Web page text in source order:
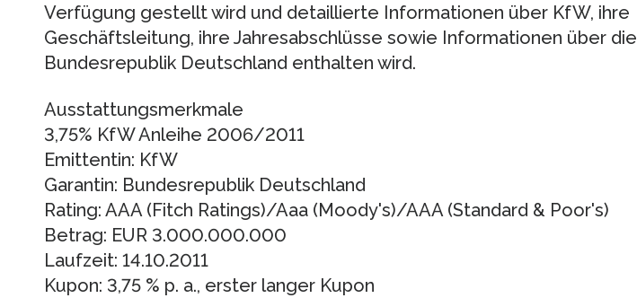
Verfügung gestellt wird und detaillierte Informationen über KfW, ihre
Geschäftsleitung, ihre Jahresabschlüsse sowie Informationen über die
Bundesrepublik Deutschland enthalten wird.
Ausstattungsmerkmale
3,75% KfW Anleihe 2006/2011
Emittentin: KfW
Garantin: Bundesrepublik Deutschland
Rating: AAA (Fitch Ratings)/Aaa (Moody's)/AAA (Standard & Poor's)
Betrag: EUR 3.000.000.000
Laufzeit: 14.10.2011
Kupon: 3,75 % p. a., erster langer Kupon